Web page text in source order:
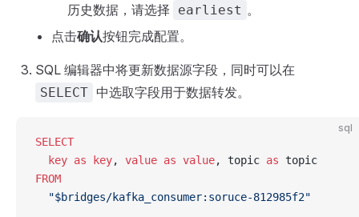
历史数据，请选择
earliest 。
点击确认按钮完成配置。
SQL 编辑器中将更新数据源字段，同时可以在
SELECT 中选取字段用于数据转发。
sql
SELECT
  key
as key, value as value, topic as topic
FROM
  "$bridges/kafka_consumer:soruce-812985f2"